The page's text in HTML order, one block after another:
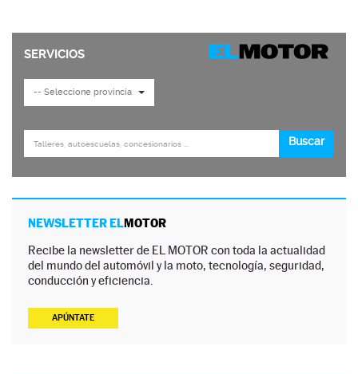
NEWSLETTER ELMOTOR
Recibe la newsletter de EL MOTOR con toda la actualidad
del mundo del automóvil y la moto, tecnología, seguridad,
conducción y eficiencia.
APÚNTATE